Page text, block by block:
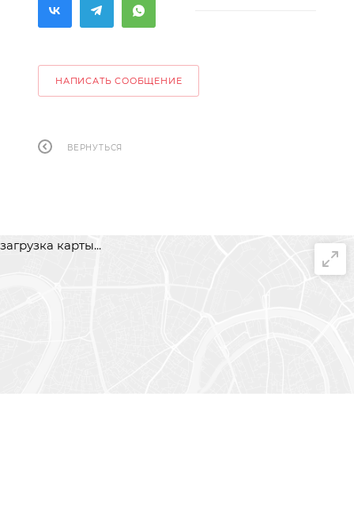
НАПИСАТЬ СООБЩЕНИЕ
ВЕРНУТЬСЯ
загрузка карты...